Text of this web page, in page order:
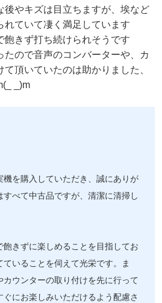
後やキズは目立ちますが、埃など
れていて凄く満足しています
飽きず打ち続けられそうです
たので音声のコンバーターや、カ
頂いていたのは助かりました、
_)m
機を購入していただき、誠にありが
すべて中古品ですが、清潔に清掃し
飽きずに楽しめることを目指してお
ていることを伺えて光栄です。ま
カウンターの取り付けを先に行って
にお楽しみいただけるよう配慮さ